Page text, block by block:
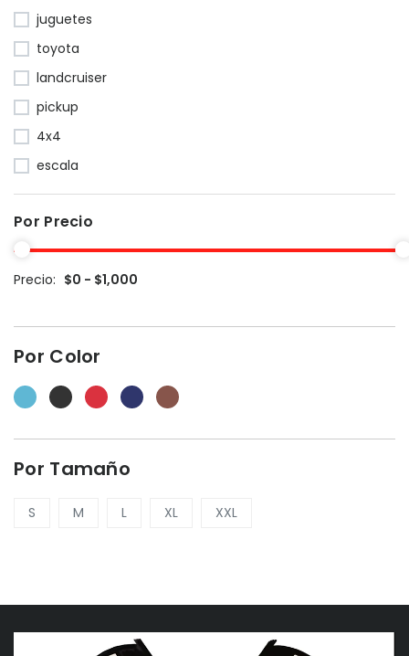
juguetes
toyota
landcruiser
pickup
4x4
escala
Por Precio
Precio: $0 - $1,000
Por Color
Por Tamaño
S M L XL XXL